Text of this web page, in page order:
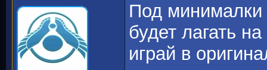
Под минималки
будет лагать
играй в